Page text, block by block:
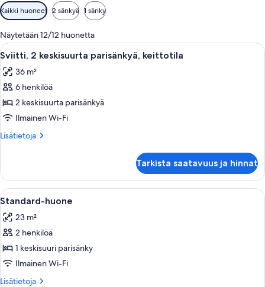
Huoneille
saatavilla
olevia
suodattimia
Kaikki huoneet 2 sänkyä 1 sänky
Näytetään 12/12 huonetta
Avaa
kaikki
huonetyypin
Sviitti,
2
keskisuurta
parisänkyä,
keittotila
Hotellihuone, jossa on sänky,
4
Sviitti, 2 keskisuurta parisänkyä, keittotila
36 m²
6 henkilöä
2 keskisuurta parisänkyä
Ilmainen Wi-Fi
Lisätietoja
Lisätietoja
keskisuurta
parisänkyä,
keittotila
Tarkista saatavuus ja hinnat
Avaa
kaikki
huonetyypin
Standard-
huone
kuvat
Huoneessa on takka,
12
Standard-huone
23 m²
2 henkilöä
1 keskisuuri parisänky
Ilmainen Wi-Fi
Lisätietoja
Lisätietoja